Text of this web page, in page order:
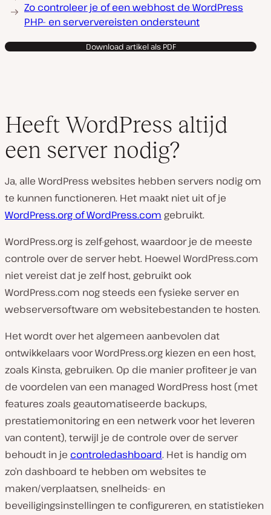
Zo controleer je of een webhost de WordPress
PHP- en serververeisten ondersteunt
Download artikel als PDF
Heeft WordPress altijd
een server nodig?
Ja, alle WordPress websites hebben servers nodig om
te kunnen functioneren. Het maakt niet uit of je
WordPress.org of WordPress.com gebruikt.
WordPress.org is zelf-gehost, waardoor je de meeste
controle over de server hebt. Hoewel WordPress.com
niet vereist dat je zelf host, gebruikt ook
WordPress.com nog steeds een fysieke server en
webserversoftware om websitebestanden te hosten.
Het wordt over het algemeen aanbevolen dat
ontwikkelaars voor WordPress.org kiezen en een host,
zoals Kinsta, gebruiken. Op die manier profiteer je van
de voordelen van een managed WordPress host (met
features zoals geautomatiseerde backups,
prestatiemonitoring en een netwerk voor het leveren
van content), terwijl je de controle over de server
behoudt in je controledashboard. Het is handig om
zo’n dashboard te hebben om websites te
maken/verplaatsen, snelheids- en
beveiligingsinstellingen te configureren, en statistieken